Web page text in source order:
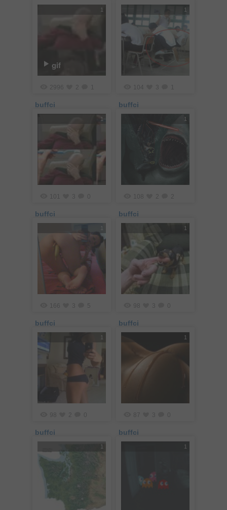
gif
1
2996 2
buffci
1
3
buffci
1
3
buffci
1
2 2
buffci
166 3 5
buffci
1
98 3
buffci
1
98 2
buffci
1
87 3
buffci
1 1